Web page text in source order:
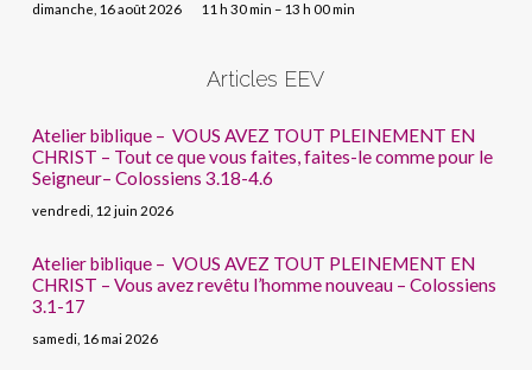
dimanche, 16 août 2026 11 h 30 min – 13 h 00 min
Articles EEV
Atelier biblique – VOUS AVEZ TOUT PLEINEMENT EN
CHRIST – Tout ce que vous faites, faites-le comme pour le
Seigneur– Colossiens 3.18-4.6
vendredi, 12 juin 2026
Atelier biblique – VOUS AVEZ TOUT PLEINEMENT EN
CHRIST – Vous avez revêtu l’homme nouveau – Colossiens
3.1-17
samedi, 16 mai 2026